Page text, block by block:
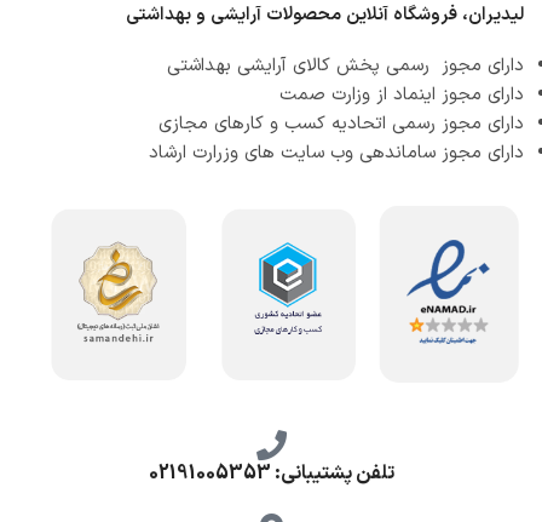
لیدیران، فروشگاه آنلاین محصولات آرایشی و بهداشتی
دارای مجوز رسمی پخش کالای آرایشی بهداشتی
دارای مجوز اینماد از وزارت صمت
دارای مجوز رسمی اتحادیه کسب و کارهای مجازی
دارای مجوز ساماندهی وب سایت های وزرارت ارشاد
تلفن پشتیبانی: 02191005353